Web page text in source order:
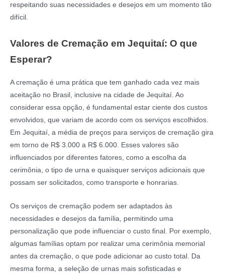
respeitando suas necessidades e desejos em um momento tão
difícil.
Valores de Cremação em Jequitaí: O que
Esperar?
A cremação é uma prática que tem ganhado cada vez mais
aceitação no Brasil, inclusive na cidade de Jequitaí. Ao
considerar essa opção, é fundamental estar ciente dos custos
envolvidos, que variam de acordo com os serviços escolhidos.
Em Jequitaí, a média de preços para serviços de cremação gira
em torno de R$ 3.000 a R$ 6.000. Esses valores são
influenciados por diferentes fatores, como a escolha da
cerimônia, o tipo de urna e quaisquer serviços adicionais que
possam ser solicitados, como transporte e honrarias.
Os serviços de cremação podem ser adaptados às
necessidades e desejos da família, permitindo uma
personalização que pode influenciar o custo final. Por exemplo,
algumas famílias optam por realizar uma cerimônia memorial
antes da cremação, o que pode adicionar ao custo total. Da
mesma forma, a seleção de urnas mais sofisticadas e